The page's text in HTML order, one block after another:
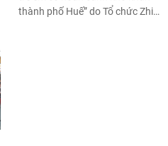
thành phố Huế” do Tổ chức Zhi